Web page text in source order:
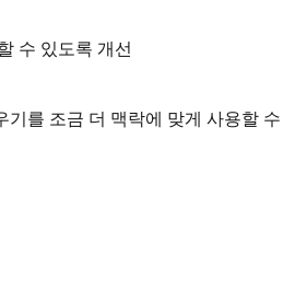
수 있도록 개선
기를 조금 더 맥락에 맞게 사용할 수